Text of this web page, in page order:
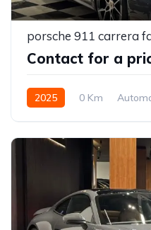
porsche 911 carrera
Contact for a
2025 0 Km